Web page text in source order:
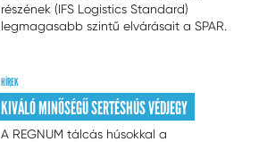
részének (IFS Logistics Standard)
legmagasabb szintű elvárásait a SPAR.
HÍREK
KIVÁLÓ MINŐSÉGŰ SERTÉSHÚS VÉDJEGY
A REGNUM tálcás húsokkal a